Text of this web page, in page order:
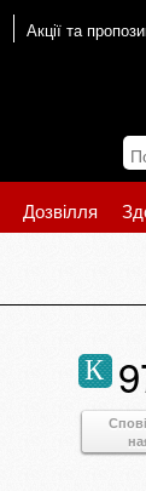
Акції та
Дозвілля
К